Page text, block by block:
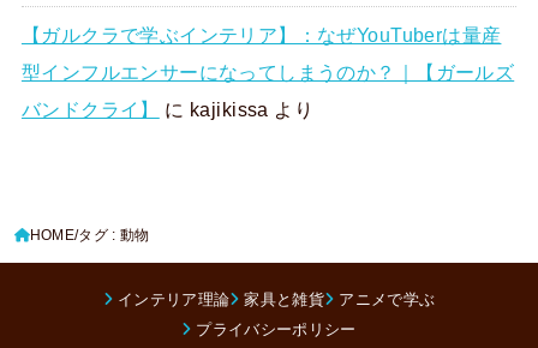
【ガルクラで学ぶインテリア】：なぜYouTuberは量産
型インフルエンサーになってしまうのか？｜【ガールズ
バンドクライ】
に kajikissa より
HOME タグ : 動物
インテリア理論 家具と雑貨
アニメで学ぶ
プライバシーポリシー